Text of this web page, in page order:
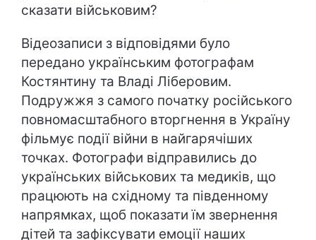
сказати військовим?
Відеозаписи з відповідями було
передано українським фотографам
Костянтину та Владі Ліберовим.
Подружжя з самого початку російського
повномасштабного вторгнення в Україну
фільмує події війни в найгарячіших
точках. Фотографи відправились до
українських військових та медиків, що
працюють на східному та південному
напрямках, щоб показати їм звернення
дітей та зафіксувати емоції наших